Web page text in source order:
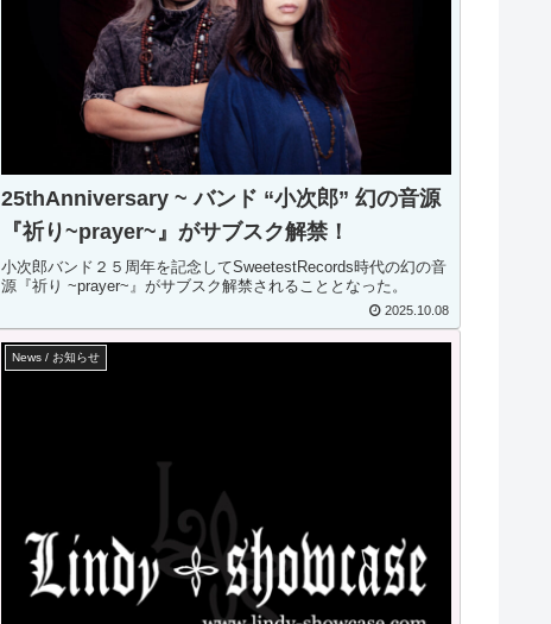
25thAnniversary ~ バンド “小次郎” 幻の音源
『祈り~prayer~』がサブスク解禁！
小次郎バンド２５周年を記念してSweetestRecords時代の幻の音
源『祈り ~prayer~』がサブスク解禁されることとなった。
2025.10.08
News / お知らせ